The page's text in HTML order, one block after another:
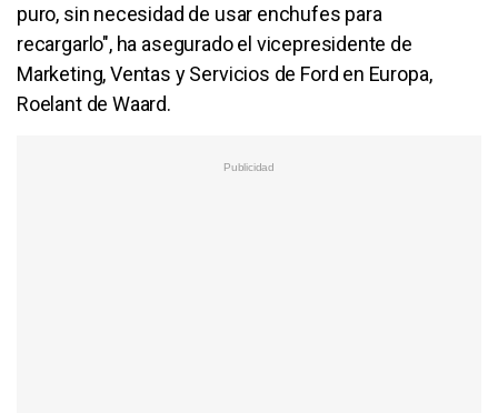
puro, sin necesidad de usar enchufes para
recargarlo", ha asegurado el vicepresidente de
Marketing, Ventas y Servicios de Ford en Europa,
Roelant de Waard.